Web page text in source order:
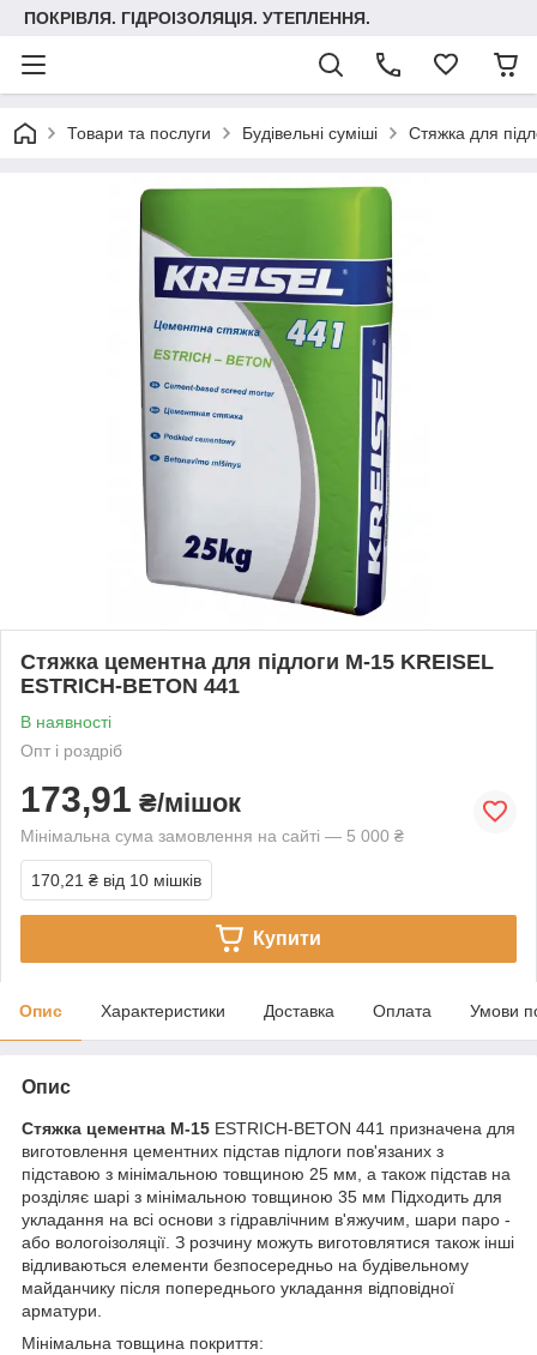
ПОКРІВЛЯ. ГІДРОІЗОЛЯЦІЯ. УТЕПЛЕННЯ.
Товари та послуги Будівельні суміші Стяжка для
Стяжка цементна для підлоги М-15 KREISEL
ESTRICH-BETON 441
В наявності
Опт і роздріб
173,91 ₴/мішок
Мінімальна сума замовлення на сайті — 5 000 ₴
170,21 ₴ від 10 мішків
Купити
Опис Характеристики Доставка Оплата Умови
Опис
Стяжка цементна М-15 ESTRICH-BETON 441 призначена для
виготовлення цементних підстав підлоги пов'язаних з
підставою з мінімальною товщиною 25 мм, а також підстав на
розділяє шарі з мінімальною товщиною 35 мм Підходить для
укладання на всі основи з гідравлічним в'яжучим, шари паро -
або вологоізоляції. З розчину можуть виготовлятися також інші
відливаються елементи безпосередньо на будівельному
майданчику після попереднього укладання відповідної
арматури.
Мінімальна товщина покриття: